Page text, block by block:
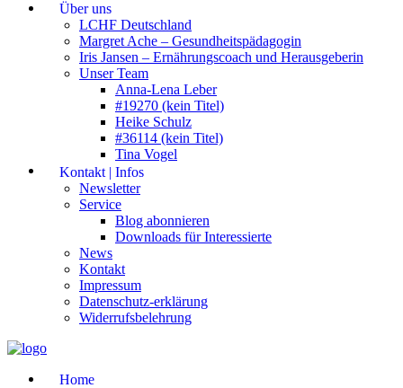
Über uns
LCHF Deutschland
Margret Ache – Gesundheitspädagogin
Iris Jansen – Ernährungscoach und Herausgeberin
Unser Team
Anna-Lena Leber
#19270 (kein Titel)
Heike Schulz
#36114 (kein Titel)
Tina Vogel
Kontakt | Infos
Newsletter
Service
Blog abonnieren
Downloads für Interessierte
News
Kontakt
Impressum
Datenschutz-erklärung
Widerrufsbelehrung
Home